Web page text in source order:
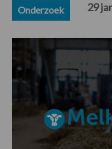
Onderzoek 29